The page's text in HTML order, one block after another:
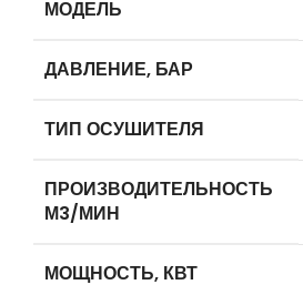
МОДЕЛЬ
ДАВЛЕНИЕ, БАР
ТИП ОСУШИТЕЛЯ
ПРОИЗВОДИТЕЛЬНОСТЬ
М3/МИН
МОЩНОСТЬ, КВТ